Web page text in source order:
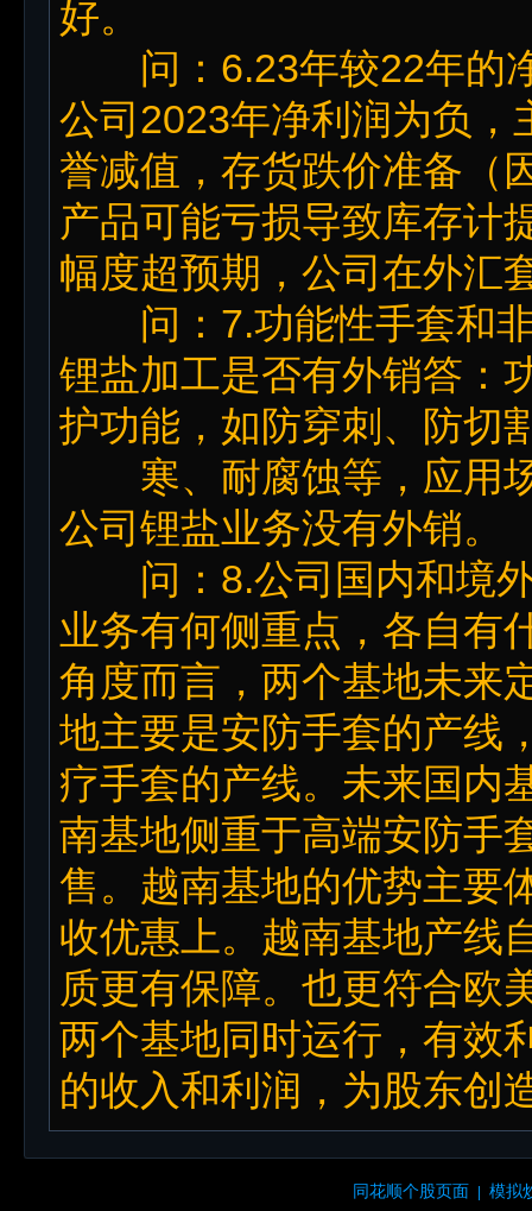
好。
问：6.23年较22年的
公司2023年净利润为负
誉减值，存货跌价准备（
产品可能亏损导致库存计
幅度超预期，公司在外汇
问：7.功能性手套和非
锂盐加工是否有外销答：
护功能，如防穿刺、防切
寒、耐腐蚀等，应用场
公司锂盐业务没有外销。
问：8.公司国内和境外
业务有何侧重点，各自有
角度而言，两个基地未来
地主要是安防手套的产线
疗手套的产线。未来国内
南基地侧重于高端安防手
售。越南基地的优势主要
收优惠上。越南基地产线
质更有保障。也更符合欧
两个基地同时运行，有效
的收入和利润，为股东创
同花顺个股页面 | 模拟